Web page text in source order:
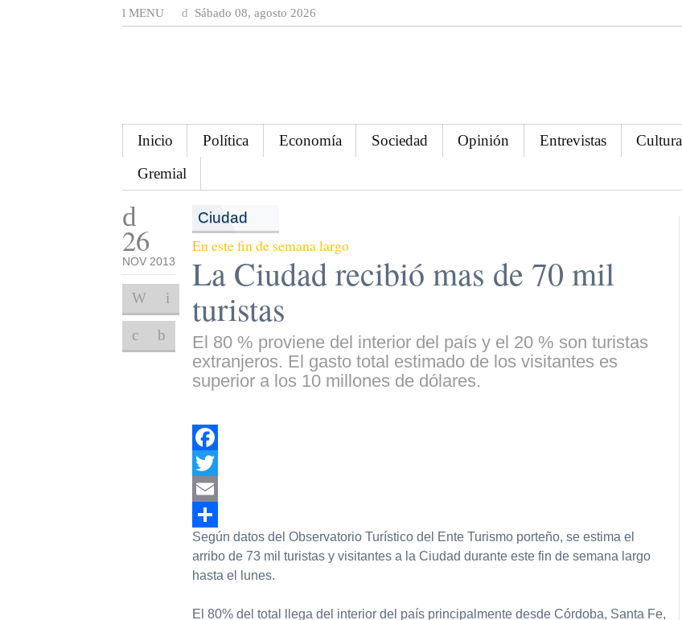
MENU Sábado 08, agosto 2026
Inicio Política Economía Sociedad Opinión Entrevistas Cultura
Gremial
26
NOV 2013
Ciudad
En este fin de semana largo
La Ciudad recibió mas de 70 mil
turistas
El 80 % proviene del interior del país y el 20 % son turistas
extranjeros. El gasto total estimado de los visitantes es
superior a los 10 millones de dólares.
Facebook
Twitter
Email
Compartir
Según datos del Observatorio Turístico del Ente Turismo porteño, se estima el
arribo de 73 mil turistas y visitantes a la Ciudad durante este fin de semana largo
hasta el lunes.
El 80% del total llega del interior del país principalmente desde Córdoba, Santa Fe,